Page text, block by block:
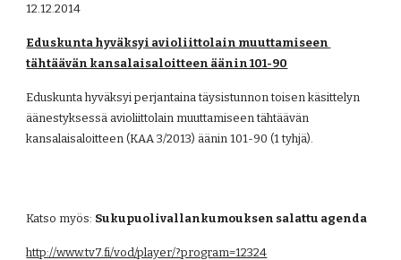
12.12.2014
Eduskunta hyväksyi avioliittolain muuttamiseen
tähtäävän kansalaisaloitteen äänin 101-90
Eduskunta hyväksyi perjantaina täysistunnon toisen käsittelyn
äänestyksessä avioliittolain muuttamiseen tähtäävän
kansalaisaloitteen (KAA 3/2013) äänin 101-90 (1 tyhjä).
Katso myös: Sukupuolivallankumouksen salattu agenda
http://www.tv7.fi/vod/player/?program=12324